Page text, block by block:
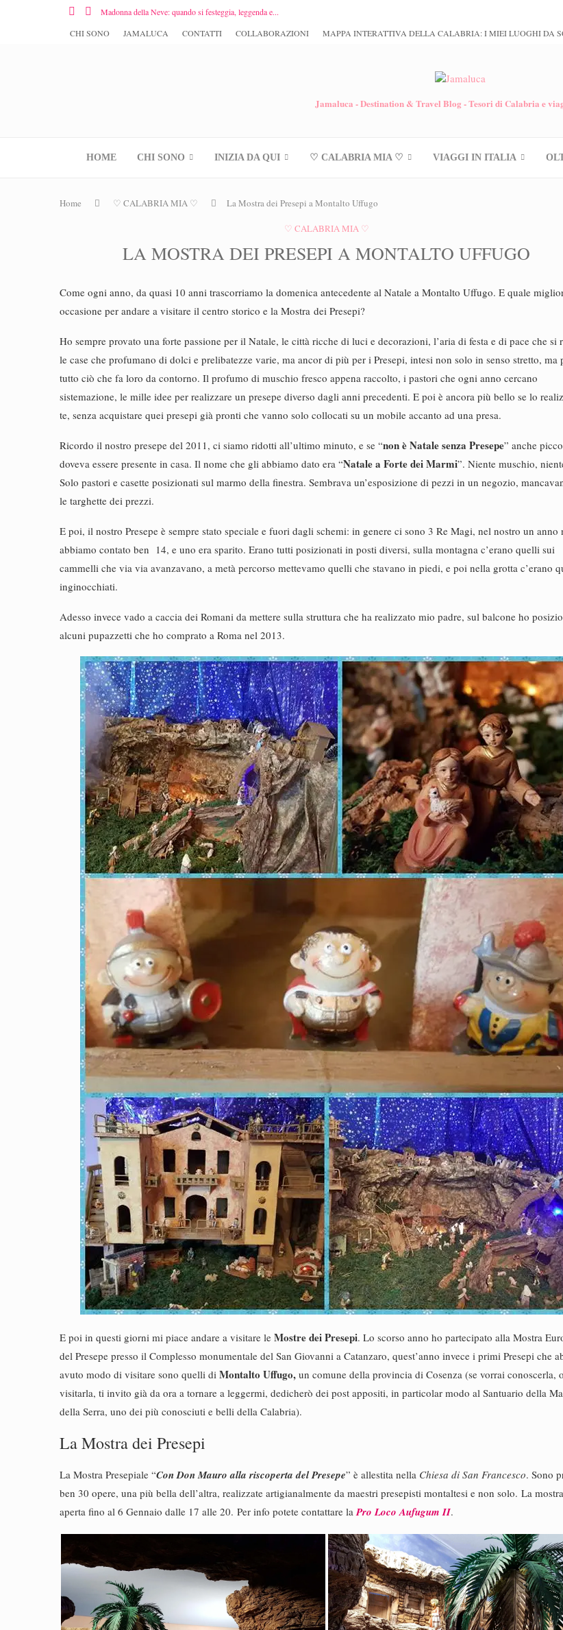
Madonna della Neve: quando si festeggia, leggenda e...
CHI SONO
JAMALUCA CONTATTI COLLABORAZIONI MAPPA INTERATTIVA DELLA CALABRIA: I MIEI LUOGHI DA
Jamaluca - Destination & Travel Blog - Tesori di Calabria e
HOME CHI SONO INIZIA DA QUI ♡ CALABRIA MIA ♡ VIAGGI IN ITALIA
Home ♡ CALABRIA MIA ♡ La Mostra dei Presepi a Montalto Uffugo
♡ CALABRIA MIA ♡
LA MOSTRA DEI PRESEPI A MONTALTO UFFUGO
Come ogni anno, da quasi 10 anni trascorriamo la domenica antecedente al Natale a Montalto Uffugo. E quale
occasione per andare a visitare il centro storico e la Mostra dei Presepi?
Ho sempre provato una forte passione per il Natale, le città ricche di luci e decorazioni, l’aria di festa e di pace che si
le case che profumano di dolci e prelibatezze varie, ma ancor di più per i Presepi, intesi non solo in senso stretto, ma
tutto ciò che fa loro da contorno. Il profumo di muschio fresco appena raccolto, i pastori che ogni anno cercano
sistemazione, le mille idee per realizzare un presepe diverso dagli anni precedenti. E poi è ancora più bello se lo
te, senza acquistare quei presepi già pronti che vanno solo collocati su un mobile accanto ad una presa.
Ricordo il nostro presepe del 2011, ci siamo ridotti all’ultimo minuto, e se “non è Natale senza Presepe” anche
doveva essere presente in casa. Il nome che gli abbiamo dato era “Natale a Forte dei Marmi”. Niente muschio,
Solo pastori e casette posizionati sul marmo della finestra. Sembrava un’esposizione di pezzi in un negozio,
le targhette dei prezzi.
E poi, il nostro Presepe è sempre stato speciale e fuori dagli schemi: in genere ci sono 3 Re Magi, nel nostro un anno
abbiamo contato ben 14, e uno era sparito. Erano tutti posizionati in posti diversi, sulla montagna c’erano quelli sui
cammelli che via via avanzavano, a metà percorso mettevamo quelli che stavano in piedi, e poi nella grotta c’erano
inginocchiati.
Adesso invece vado a caccia dei Romani da mettere sulla struttura che ha realizzato mio padre, sul balcone ho
alcuni pupazzetti che ho comprato a Roma nel 2013.
E poi in questi giorni mi piace andare a visitare le Mostre dei Presepi. Lo scorso anno ho partecipato alla Mostra
del Presepe presso il Complesso monumentale del San Giovanni a Catanzaro, quest’anno invece i primi Presepi che
avuto modo di visitare sono quelli di Montalto Uffugo, un comune della provincia di Cosenza (se vorrai conoscerla,
visitarla, ti invito già da ora a tornare a leggermi, dedicherò dei post appositi, in particolar modo al Santuario della
della Serra, uno dei più conosciuti e belli della Calabria).
La Mostra dei Presepi
La Mostra Presepiale “Con Don Mauro alla riscoperta del Presepe” è allestita nella Chiesa di San Francesco. Sono
ben 30 opere, una più bella dell’altra, realizzate artigianalmente da maestri presepisti montaltesi e non solo. La
aperta fino al 6 Gennaio dalle 17 alle 20. Per info potete contattare laPro Loco Aufugum II.